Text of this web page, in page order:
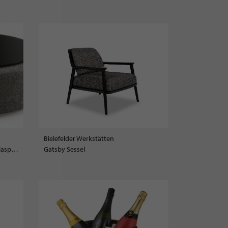
Luna Hocker mit schwenkbarer Glasplatte
Bielefelder Werkstätten
Gatsby Sessel